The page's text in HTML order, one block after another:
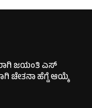
ಜಯಂತಿ ಎಸ್
ಚೇತನಾ ಹೆಗ್ಡೆ ಆಯ್ಕೆ